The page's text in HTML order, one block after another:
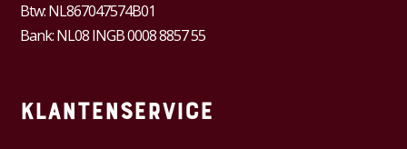
Btw:NL867047574B01
Bank: NL08 INGB 0008 8857 55
Klantenservice